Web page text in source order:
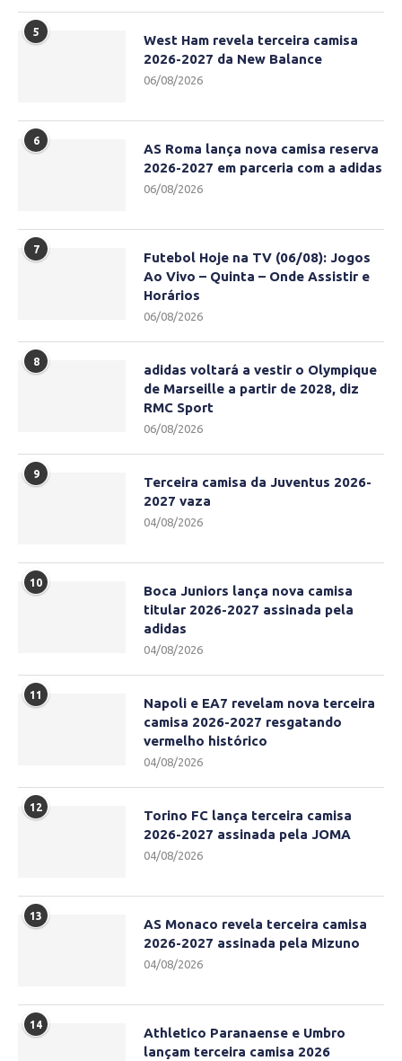
5
West Ham revela terceira camisa
2026-2027 da New Balance
06/08/2026
6
AS Roma lança nova camisa reserva
2026-2027 em parceria com a adidas
06/08/2026
7
Futebol Hoje na TV (06/08): Jogos
Ao Vivo – Quinta – Onde Assistir e
Horários
06/08/2026
8
adidas voltará a vestir o Olympique
de Marseille a partir de 2028, diz
RMC Sport
06/08/2026
9
Terceira camisa da Juventus 2026-
2027 vaza
04/08/2026
10
Boca Juniors lança nova camisa
titular 2026-2027 assinada pela
adidas
04/08/2026
11
Napoli e EA7 revelam nova terceira
camisa 2026-2027 resgatando
vermelho histórico
04/08/2026
12
Torino FC lança terceira camisa
2026-2027 assinada pela JOMA
04/08/2026
13
AS Monaco revela terceira camisa
2026-2027 assinada pela Mizuno
04/08/2026
14
Athletico Paranaense e Umbro
lançam terceira camisa 2026